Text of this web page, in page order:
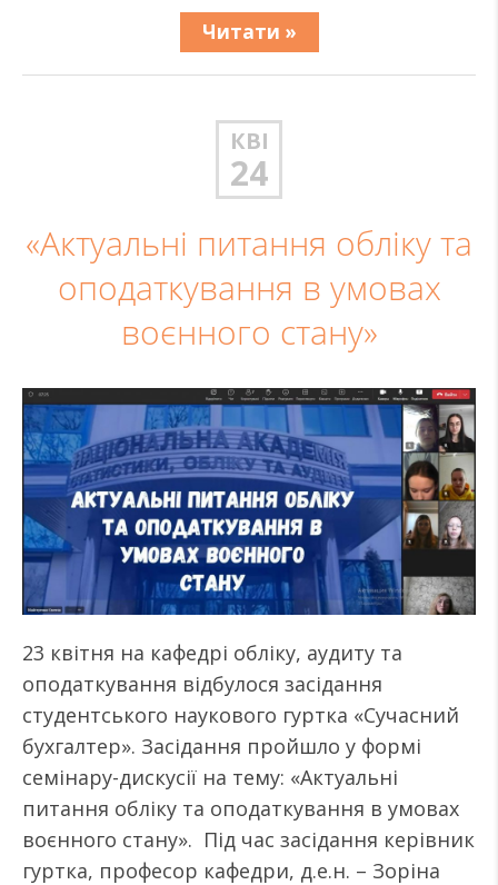
Читати »
КВІ
24
«Актуальні питання обліку та
оподаткування в умовах
воєнного стану»
23 квітня на кафедрі обліку, аудиту та
оподаткування відбулося засідання
студентського наукового гуртка «Сучасний
бухгалтер». ️Засідання пройшло у формі
семінару-дискусії на тему: «Актуальні
питання обліку та оподаткування в умовах
воєнного стану». ️ Під час засідання керівник
гуртка, професор кафедри, д.е.н. – Зоріна